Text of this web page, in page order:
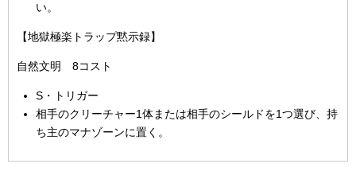
い。
【地獄極楽トラップ黙示録】
自然文明 8コスト
S・トリガー
相手のクリーチャー1体または相手のシールドを1つ選び、持
ち主のマナゾーンに置く。